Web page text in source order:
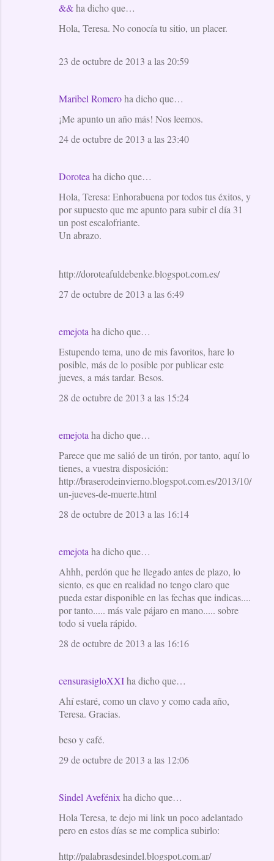
&&ha dicho que…
Hola, Teresa. No conocía tu sitio, un placer.
23 de octubre de 2013 a las 20:59
Maribel Romeroha dicho que…
¡Me apunto un año más! Nos leemos.
24 de octubre de 2013 a las 23:40
Dorotea ha dicho que…
Hola, Teresa: Enhorabuena por todos tus éxitos, y
por supuesto que me apunto para subir el día 31
un post escalofriante.
Un abrazo.
http://doroteafuldebenke.blogspot.com.es/
27 de octubre de 2013 a las 6:49
emejota ha dicho que…
Estupendo tema, uno de mis favoritos, hare lo
posible, más de lo posible por publicar este
jueves, a más tardar. Besos.
28 de octubre de 2013 a las 15:24
emejota ha dicho que…
Parece que me salió de un tirón, por tanto, aquí lo
tienes, a vuestra disposición:
http://braserodeinvierno.blogspot.com.es/2013/10/
un-jueves-de-muerte.html
28 de octubre de 2013 a las 16:14
emejota ha dicho que…
Ahhh, perdón que he llegado antes de plazo, lo
siento, es que en realidad no tengo claro que
pueda estar disponible en las fechas que indicas....
por tanto..... más vale pájaro en mano..... sobre
todo si vuela rápido.
28 de octubre de 2013 a las 16:16
censurasigloXXIha dicho que…
Ahí estaré, como un clavo y como cada año,
Teresa. Gracias.
beso y café.
29 de octubre de 2013 a las 12:06
Sindel Avefénix ha dicho que…
Hola Teresa, te dejo mi link un poco adelantado
pero en estos días se me complica subirlo:
http://palabrasdesindel.blogspot.com.ar/